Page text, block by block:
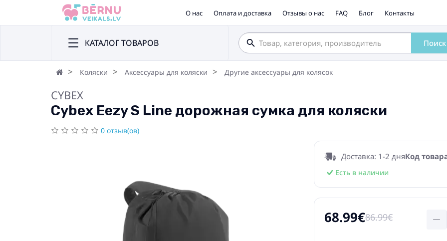
О нас Оплата и доставка Отзывы о нас FAQ Блог Контакты
КАТАЛОГ ТОВАРОВ Поиск
Коляски Аксессуары для коляски Другие аксессуары для колясок
CYBEX
Cybex Eezy S Line дорожная сумка для коляски
0 отзыв(ов)
Доставка: 1-2 дняКод
Есть в наличии
68.99€86.99€